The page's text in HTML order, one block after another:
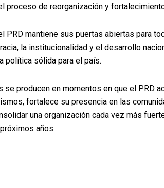
proceso de reorganización y
PRD mantiene sus puertas abiertas para
la institucionalidad y el desarrollo
política sólida para el país.
se producen en momentos en que el PRD
fortalece su presencia en las
una organización cada vez más
años.